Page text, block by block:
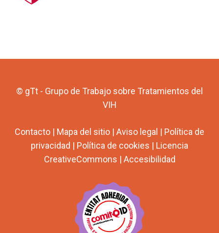
© gTt - Grupo de Trabajo sobre Tratamientos del
VIH
Contacto | Mapa del sitio | Aviso legal | Política de
privacidad | Política de cookies | Licencia
CreativeCommons | Accesibilidad